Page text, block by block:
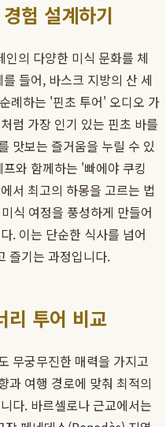
험 설계하기
의 다양한 미식 문화를 체
들어, 바스크 지방의 산 세
례하는 '핀초 투어' 오디오 가
럼 가장 인기 있는 핀초 바를
맛보는 즐거움을 누릴 수 있
와 함께하는 '빠에야 쿠킹
서 최고의 하몽을 고르는 법
식 여정을 풍성하게 만들어
. 이는 단순한 식사를 넘어
즐기는 과정입니다.
리 투어 비교
무궁무진한 매력을 가지고
과 여행 경로에 맞춰 최적의
다. 바르셀로나 근교에서는